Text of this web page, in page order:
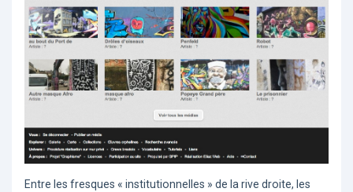
Entre les fresques « institutionnelles » de la rive droite, les